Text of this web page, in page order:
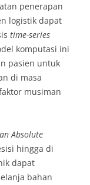
penerapan
logistik dapat
time-series
komputasi ini
pasien untuk
di masa
musiman
Absolute
hingga di
dapat
bahan